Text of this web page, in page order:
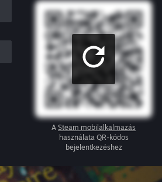
A Steam mobilalkalmazás
használata QR-kódos
bejelentkezéshez